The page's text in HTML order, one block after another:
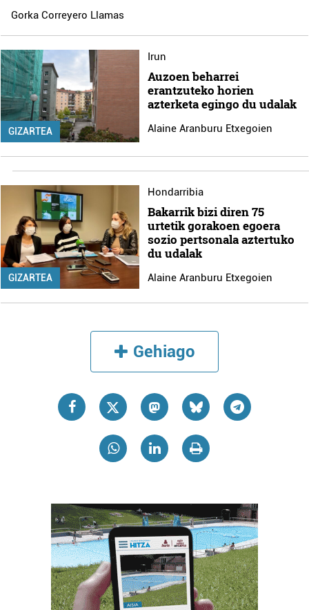
Gorka Correyero Llamas
GIZARTEA
Irun
Auzoen beharrei
erantzuteko horien
azterketa egingo du udalak
Alaine Aranburu Etxegoien
GIZARTEA
Hondarribia
Bakarrik bizi diren 75
urtetik gorakoen egoera
sozio pertsonala aztertuko
du udalak
Alaine Aranburu Etxegoien
Gehiago